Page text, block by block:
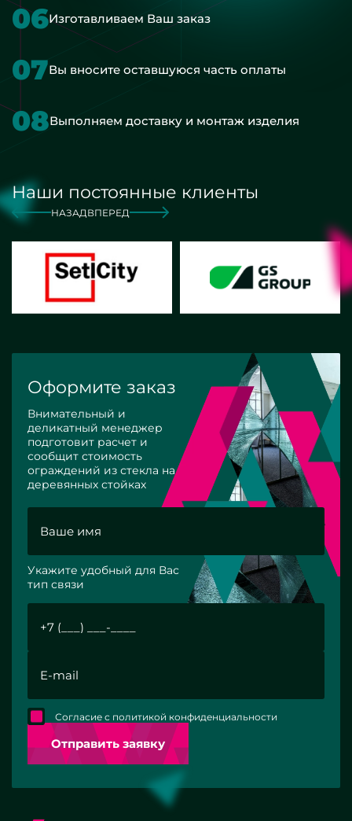
06Изготавливаем Ваш заказ
07Вы вносите оставшуюся часть оплаты
08Выполняем доставку и монтаж изделия
Наши постоянные клиенты
НАЗАД ВПЕРЕД
Оформите заказ
Внимательный и
деликатный менеджер
подготовит расчет и
сообщит стоимость
ограждений из стекла на
деревянных стойках
Укажите удобный для Вас
тип связи
Отправить заявку
Согласие с политикой конфиденциальности